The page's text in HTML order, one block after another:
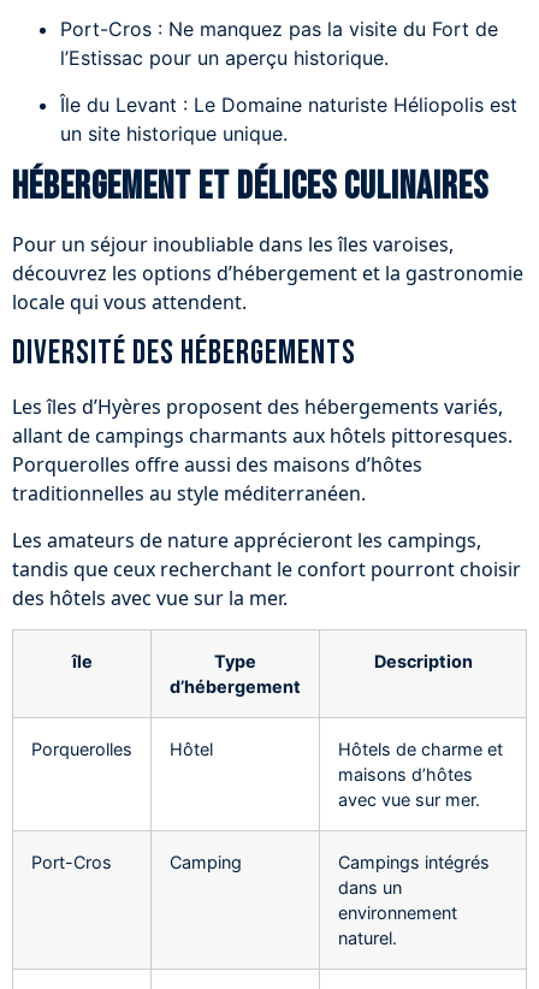
Port-Cros : Ne manquez pas la visite du Fort de
l’Estissac pour un aperçu historique.
Île du Levant : Le Domaine naturiste Héliopolis est
un site historique unique.
Hébergement et délices culinaires
Pour un séjour inoubliable dans les îles varoises,
découvrez les options d’hébergement et la gastronomie
locale qui vous attendent.
Diversité des hébergements
Les îles d’Hyères proposent des hébergements variés,
allant de campings charmants aux hôtels pittoresques.
Porquerolles offre aussi des maisons d’hôtes
traditionnelles au style méditerranéen.
Les amateurs de nature apprécieront les campings,
tandis que ceux recherchant le confort pourront choisir
des hôtels avec vue sur la mer.
île
Type
d’hébergement
Description
Porquerolles Hôtel
Hôtels de charme et
maisons d’hôtes
avec vue sur mer.
Port-Cros Camping
Campings intégrés
dans un
environnement
naturel.